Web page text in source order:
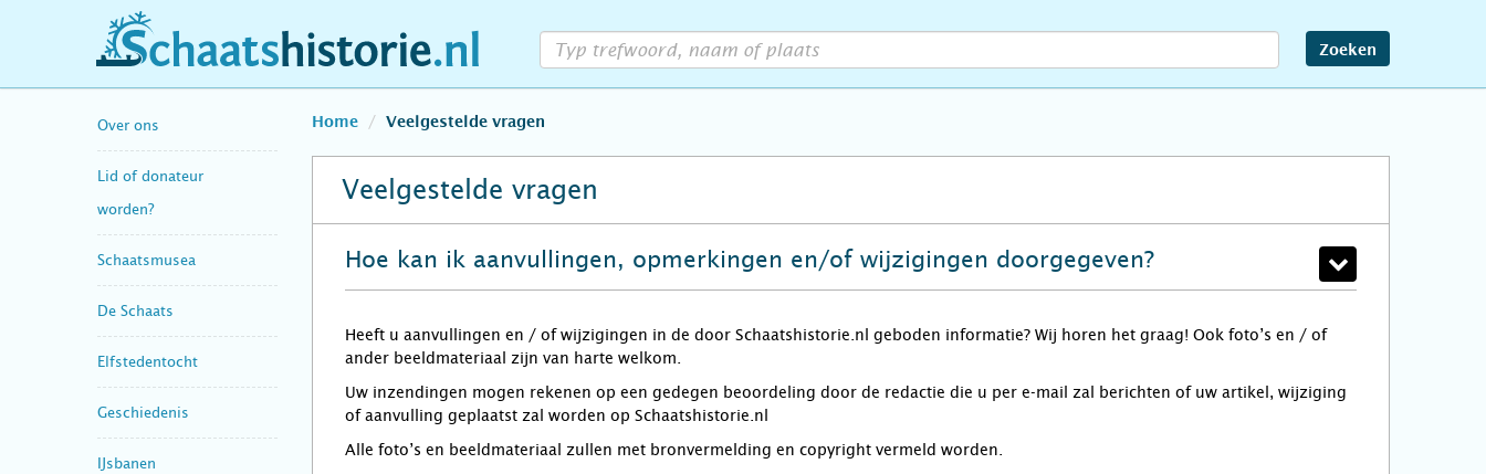
schaatshistorie.nl Zoeken
Over ons
Lid of donateur
worden?
Schaatsmusea
De Schaats
Elfstedentocht
Geschiedenis
IJsbanen
Home Veelgestelde vragen
Veelgestelde vragen
Hoe kan ik aanvullingen, opmerkingen en/of wijzigingen doorgegeven?
Heeft u aanvullingen en / of wijzigingen in de door Schaatshistorie.nl geboden informatie? Wij horen het graag! Ook foto’s en / of
ander beeldmateriaal zijn van harte welkom.
Uw inzendingen mogen rekenen op een gedegen beoordeling door de redactie die u per e-mail zal berichten of uw artikel, wijziging
of aanvulling geplaatst zal worden op Schaatshistorie.nl
Alle foto’s en beeldmateriaal zullen met bronvermelding en copyright vermeld worden.